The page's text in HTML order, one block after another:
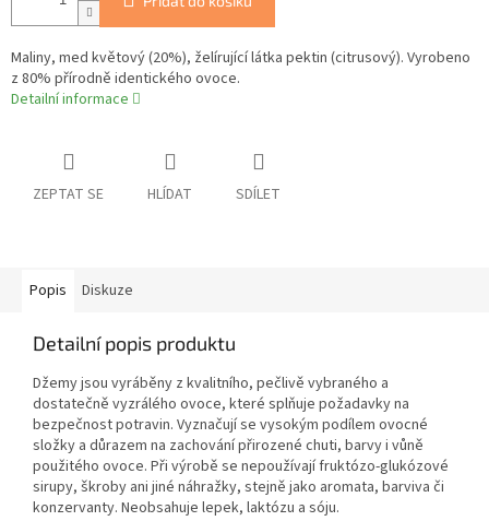
Maliny, med květový (20%), želírující látka pektin (citrusový). Vyrobeno
z 80% přírodně identického ovoce.
Detailní informace
ZEPTAT SE HLÍDAT SDÍLET
Popis Diskuze
Detailní popis produktu
Džemy jsou vyráběny z kvalitního, pečlivě vybraného a
dostatečně vyzrálého ovoce, které splňuje požadavky na
bezpečnost potravin. Vyznačují se vysokým podílem ovocné
složky a důrazem na zachování přirozené chuti, barvy i vůně
použitého ovoce. Při výrobě se nepoužívají fruktózo-glukózové
sirupy, škroby ani jiné náhražky, stejně jako aromata, barviva či
konzervanty. Neobsahuje lepek, laktózu a sóju.